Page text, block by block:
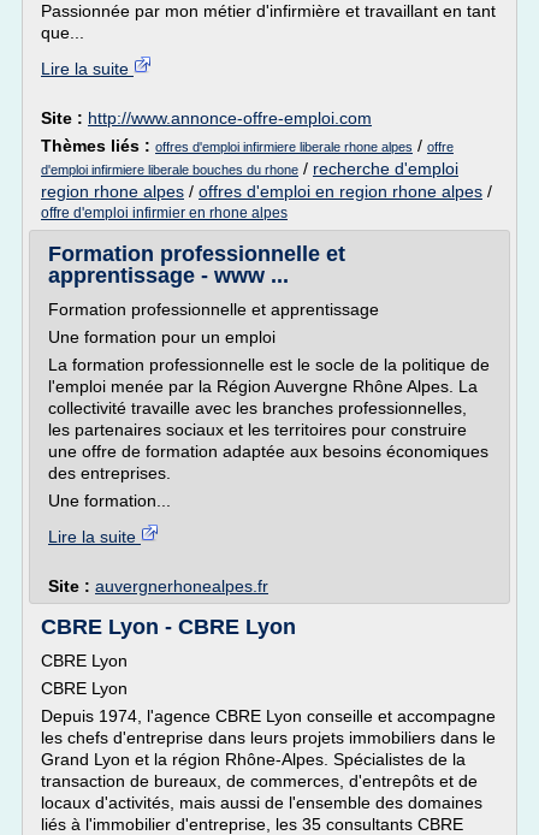
Passionnée par mon métier d'infirmière et travaillant en tant
que...
Lire la suite
Site : http://www.annonce-offre-emploi.com
Thèmes liés : offres d'emploi infirmiere liberale rhone alpes / offre
d'emploi infirmiere liberale bouches du rhone / recherche d'emploi
region rhone alpes / offres d'emploi en region rhone alpes /
offre d'emploi infirmier en rhone alpes
Formation professionnelle et
apprentissage - www ...
Formation professionnelle et apprentissage
Une formation pour un emploi
La formation professionnelle est le socle de la politique de
l'emploi menée par la Région Auvergne Rhône Alpes. La
collectivité travaille avec les branches professionnelles,
les partenaires sociaux et les territoires pour construire
une offre de formation adaptée aux besoins économiques
des entreprises.
Une formation...
Lire la suite
Site : auvergnerhonealpes.fr
CBRE Lyon - CBRE Lyon
CBRE Lyon
CBRE Lyon
Depuis 1974, l'agence CBRE Lyon conseille et accompagne
les chefs d'entreprise dans leurs projets immobiliers dans le
Grand Lyon et la région Rhône­-Alpes. Spécialistes de la
transaction de bureaux, de commerces, d'entrepôts et de
locaux d'activités, mais aussi de l'ensemble des domaines
liés à l'immobilier d'entreprise, les 35 consultants CBRE